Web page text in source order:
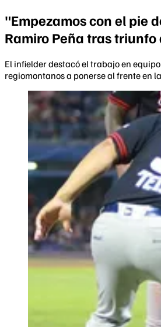
"Empezamos con el pie
Ramiro Peña tras triunfo
El infielder destacó el trabajo en
regiomontanos a ponerse al frente en